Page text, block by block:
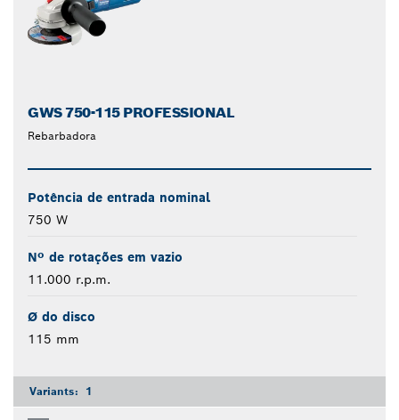
GWS 750-115 PROFESSIONAL
Rebarbadora
Potência de entrada nominal
750 W
Nº de rotações em vazio
11.000 r.p.m.
Ø do disco
115 mm
Variants: 1